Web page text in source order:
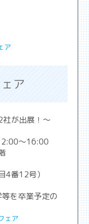
ア
ア
が出展！～
～16:00
番12号）
卒業予定の
ェア